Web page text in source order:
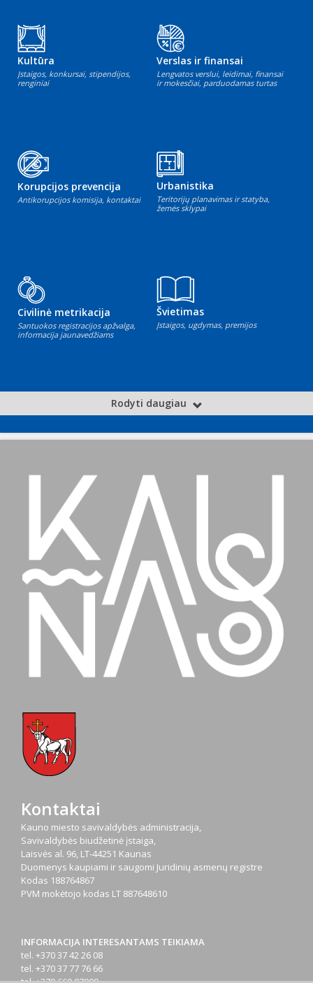
Kultūra
Įstaigos, konkursai, stipendijos,
renginiai
Verslas ir finansai
Lengvatos verslui, leidimai, finansai
ir mokesčiai, parduodamas turtas
Korupcijos prevencija
Antikorupcijos komisija, kontaktai
Urbanistika
Teritorijų planavimas ir statyba,
žemės sklypai
Civilinė metrikacija
Santuokos registracijos apžvalga,
informacija jaunavedžiams
Švietimas
Įstaigos, ugdymas, premijos
Rodyti daugiau
Kontaktai
Kauno miesto savivaldybės administracija,
Savivaldybės biudžetinė įstaiga,
Laisvės al. 96, LT-44251 Kaunas
Duomenys kaupiami ir saugomi Juridinių asmenų registre
Kodas 188764867
PVM mokėtojo kodas LT 887648610
INFORMACIJA INTERESANTAMS TEIKIAMA
tel. +370 37 42 26 08
tel. +370 37 77 76 66